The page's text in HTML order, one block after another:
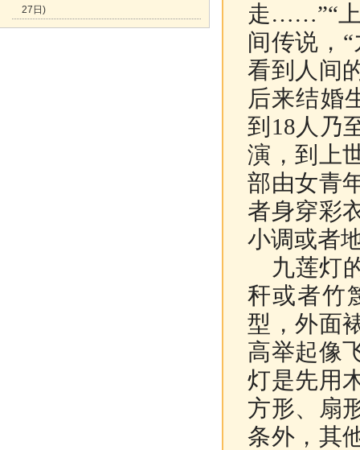
27日)
走……”“上
间传说，
看到人间
后来结婚
到18人乃
演，到上
部由女青
者身穿彩
小调或者
九莲灯
秆或者竹
型，外面
高举起像
灯是先用
方形、扇
条外，其